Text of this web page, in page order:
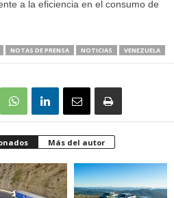
a la eficiencia en el consumo de
NOTAS DE PRENSA NOTICIAS VENEZUELA
Más del autor